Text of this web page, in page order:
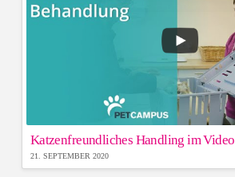
Katzenfreundliches Handling im Video
21. SEPTEMBER 2020